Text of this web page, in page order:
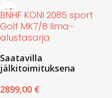
BNHF KONI 2085 sport
Golf MK7/8 Ilma-
alustasarja
Saatavilla
jälkitoimituksena
2899,00 €